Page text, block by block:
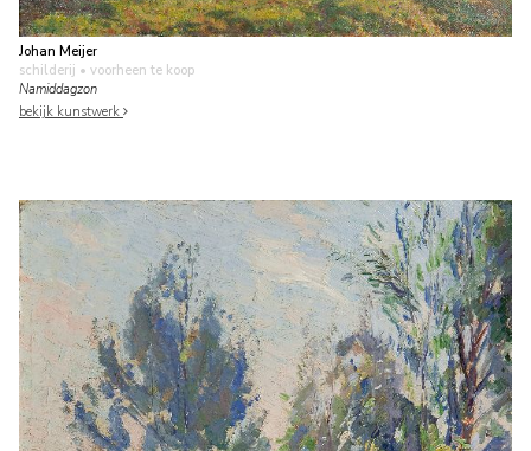
Johan Meijer
schilderij • voorheen te koop
Namiddagzon
bekijk kunstwerk